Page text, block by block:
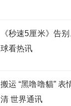
《秒速5厘米》告
球看热讯
搬运 “黑噜噜貓” 表
清 世界通讯